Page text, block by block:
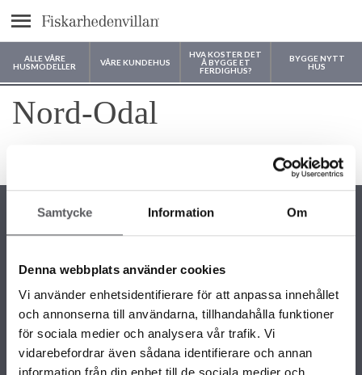
Samtycke Information Om
Denna webbplats använder cookies
Vi använder enhetsidentifierare för att anpassa innehållet
och annonserna till användarna, tillhandahålla funktioner
för sociala medier och analysera vår trafik. Vi
vidarebefordrar även sådana identifierare och annan
text.menu
ALLE VÅRE
HUSMODELLER
VÅRE KUNDEHUS
HVA KOSTER DET
Å BYGGE ET
FERDIGHUS?
BYGGE NYTT
HUS
Hvor vil du bygge huset ditt?
Nord-Odal
KONTAKTINFORMASJON
22 58 87 50
info@fiskarhedenvillan.no
Fiskarhedenvillan AS c/o Fiskarhedenvillan Box 882 SE-781 29
BORLÄNGE SVERIGE